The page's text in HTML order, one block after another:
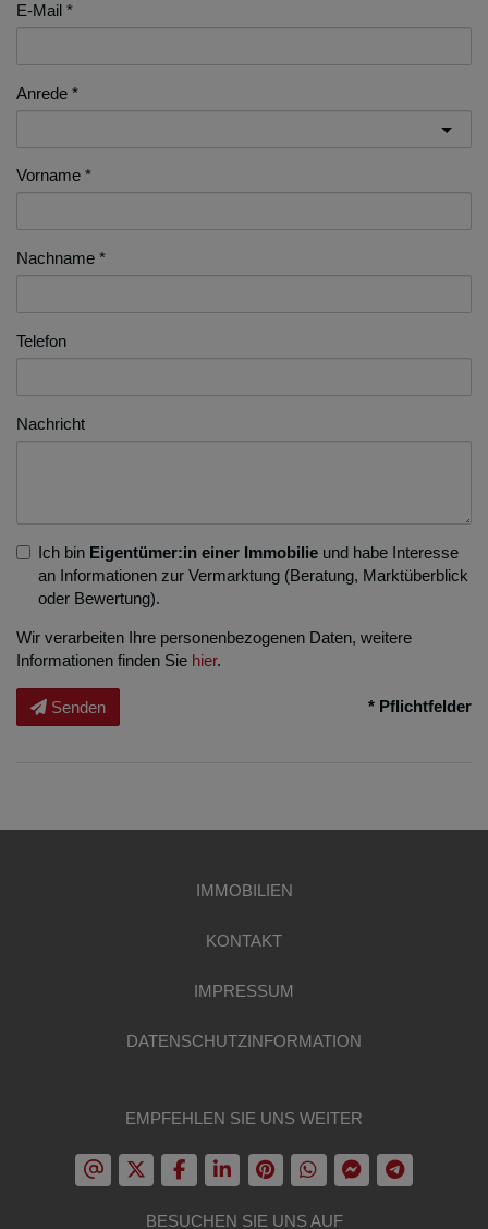
E-Mail
Anrede
Vorname
Nachname
Telefon
Nachricht
Ich bin Eigentümer:in einer Immobilie und habe Interesse
an Informationen zur Vermarktung (Beratung, Marktüberblick
oder Bewertung).
Wir verarbeiten Ihre personenbezogenen Daten, weitere
Informationen finden Sie hier.
Senden * Pflichtfelder
IMMOBILIEN
KONTAKT
IMPRESSUM
DATENSCHUTZINFORMATION
EMPFEHLEN SIE UNS WEITER
BESUCHEN SIE UNS AUF